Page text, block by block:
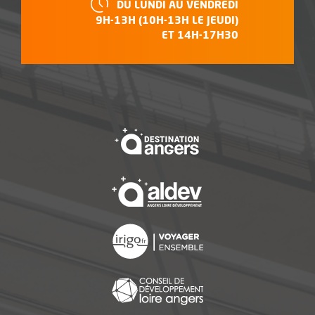
DU LUNDI AU VENDREDI
9H-13H (10H-13H LE JEUDI)
ET 14H-17H30